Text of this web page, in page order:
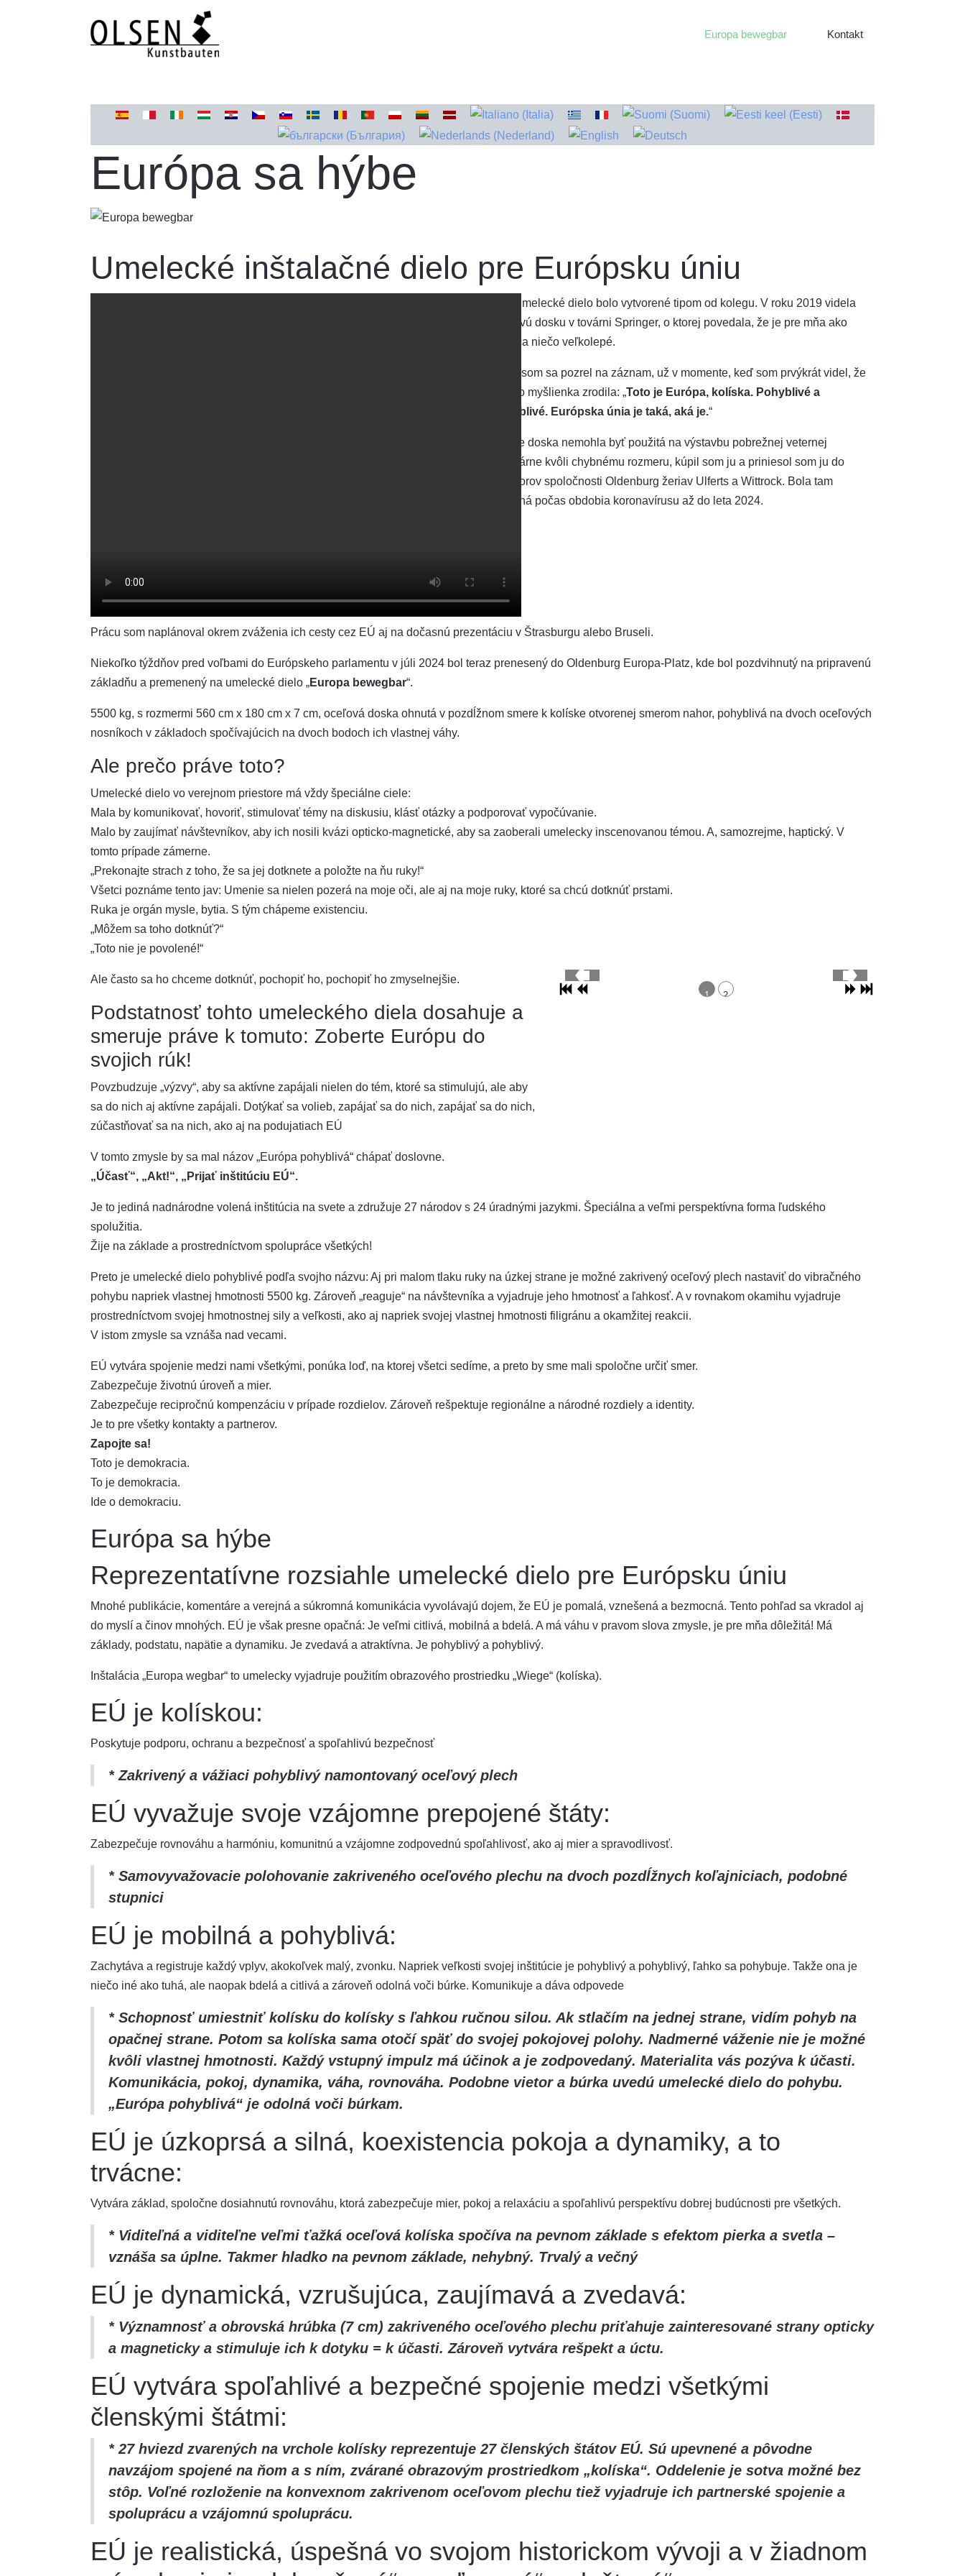
Europa bewegbar Kontakt
Vyberte váš jazyk
Európa sa hýbe
Umelecké inštalačné dielo pre Európsku úniu
Toto umelecké dielo bolo vytvorené tipom od kolegu. V roku 2019 videla
oceľovú dosku v továrni Springer, o ktorej povedala, že je pre mňa ako
umelca niečo veľkolepé.
Takto som sa pozrel na záznam, už v momente, keď som prvýkrát videl, že
sa táto myšlienka zrodila: „Toto je Európa, kolíska. Pohyblivé a
pohyblivé. Európska únia je taká, aká je.“
Keďže doska nemohla byť použitá na výstavbu pobrežnej veternej
elektrárne kvôli chybnému rozmeru, kúpil som ju a priniesol som ju do
priestorov spoločnosti Oldenburg žeriav Ulferts a Wittrock. Bola tam
uložená počas obdobia koronavírusu až do leta 2024.
Prácu som naplánoval okrem zváženia ich cesty cez EÚ aj na dočasnú prezentáciu v Štrasburgu alebo Bruseli.
Niekoľko týždňov pred voľbami do Európskeho parlamentu v júli 2024 bol teraz prenesený do Oldenburg Europa-Platz, kde bol pozdvihnutý na pripravenú
základňu a premenený na umelecké dielo „Europa bewegbar“.
5500 kg, s rozmermi 560 cm x 180 cm x 7 cm, oceľová doska ohnutá v pozdĺžnom smere k kolíske otvorenej smerom nahor, pohyblivá na dvoch oceľových
nosníkoch v základoch spočívajúcich na dvoch bodoch ich vlastnej váhy.
Ale prečo práve toto?
Umelecké dielo vo verejnom priestore má vždy špeciálne ciele:
Mala by komunikovať, hovoriť, stimulovať témy na diskusiu, klásť otázky a podporovať vypočúvanie.
Malo by zaujímať návštevníkov, aby ich nosili kvázi opticko-magnetické, aby sa zaoberali umelecky inscenovanou témou. A, samozrejme, haptický. V
tomto prípade zámerne.
„Prekonajte strach z toho, že sa jej dotknete a položte na ňu ruky!“
Všetci poznáme tento jav: Umenie sa nielen pozerá na moje oči, ale aj na moje ruky, ktoré sa chcú dotknúť prstami.
Ruka je orgán mysle, bytia. S tým chápeme existenciu.
„Môžem sa toho dotknúť?“
„Toto nie je povolené!“
Ale často sa ho chceme dotknúť, pochopiť ho, pochopiť ho zmyselnejšie.
Podstatnosť tohto umeleckého diela dosahuje a
smeruje práve k tomuto: Zoberte Európu do
svojich rúk!
Povzbudzuje „výzvy“, aby sa aktívne zapájali nielen do tém, ktoré sa stimulujú, ale aby
sa do nich aj aktívne zapájali. Dotýkať sa volieb, zapájať sa do nich, zapájať sa do nich,
zúčastňovať sa na nich, ako aj na podujatiach EÚ
1 2
V tomto zmysle by sa mal názov „Európa pohyblivá“ chápať doslovne.
„Účasť“, „Akt!“, „Prijať inštitúciu EÚ“.
Je to jediná nadnárodne volená inštitúcia na svete a združuje 27 národov s 24 úradnými jazykmi. Špeciálna a veľmi perspektívna forma ľudského
spolužitia.
Žije na základe a prostredníctvom spolupráce všetkých!
Preto je umelecké dielo pohyblivé podľa svojho názvu: Aj pri malom tlaku ruky na úzkej strane je možné zakrivený oceľový plech nastaviť do vibračného
pohybu napriek vlastnej hmotnosti 5500 kg. Zároveň „reaguje“ na návštevníka a vyjadruje jeho hmotnosť a ľahkosť. A v rovnakom okamihu vyjadruje
prostredníctvom svojej hmotnostnej sily a veľkosti, ako aj napriek svojej vlastnej hmotnosti filigránu a okamžitej reakcii.
V istom zmysle sa vznáša nad vecami.
EÚ vytvára spojenie medzi nami všetkými, ponúka loď, na ktorej všetci sedíme, a preto by sme mali spoločne určiť smer.
Zabezpečuje životnú úroveň a mier.
Zabezpečuje recipročnú kompenzáciu v prípade rozdielov. Zároveň rešpektuje regionálne a národné rozdiely a identity.
Je to pre všetky kontakty a partnerov.
Zapojte sa!
Toto je demokracia.
To je demokracia.
Ide o demokraciu.
Európa sa hýbe
Reprezentatívne rozsiahle umelecké dielo pre Európsku úniu
Mnohé publikácie, komentáre a verejná a súkromná komunikácia vyvolávajú dojem, že EÚ je pomalá, vznešená a bezmocná. Tento pohľad sa vkradol aj
do myslí a činov mnohých. EÚ je však presne opačná: Je veľmi citlivá, mobilná a bdelá. A má váhu v pravom slova zmysle, je pre mňa dôležitá! Má
základy, podstatu, napätie a dynamiku. Je zvedavá a atraktívna. Je pohyblivý a pohyblivý.
Inštalácia „Europa wegbar“ to umelecky vyjadruje použitím obrazového prostriedku „Wiege“ (kolíska).
EÚ je kolískou:
Poskytuje podporu, ochranu a bezpečnosť a spoľahlivú bezpečnosť
* Zakrivený a vážiaci pohyblivý namontovaný oceľový plech
EÚ vyvažuje svoje vzájomne prepojené štáty:
Zabezpečuje rovnováhu a harmóniu, komunitnú a vzájomne zodpovednú spoľahlivosť, ako aj mier a spravodlivosť.
* Samovyvažovacie polohovanie zakriveného oceľového plechu na dvoch pozdĺžnych koľajniciach, podobné
stupnici
EÚ je mobilná a pohyblivá:
Zachytáva a registruje každý vplyv, akokoľvek malý, zvonku. Napriek veľkosti svojej inštitúcie je pohyblivý a pohyblivý, ľahko sa pohybuje. Takže ona je
niečo iné ako tuhá, ale naopak bdelá a citlivá a zároveň odolná voči búrke. Komunikuje a dáva odpovede
* Schopnosť umiestniť kolísku do kolísky s ľahkou ručnou silou. Ak stlačím na jednej strane, vidím pohyb na
opačnej strane. Potom sa kolíska sama otočí späť do svojej pokojovej polohy. Nadmerné váženie nie je možné
kvôli vlastnej hmotnosti. Každý vstupný impulz má účinok a je zodpovedaný. Materialita vás pozýva k účasti.
Komunikácia, pokoj, dynamika, váha, rovnováha. Podobne vietor a búrka uvedú umelecké dielo do pohybu.
„Európa pohyblivá“ je odolná voči búrkam.
EÚ je úzkoprsá a silná, koexistencia pokoja a dynamiky, a to
trvácne:
Vytvára základ, spoločne dosiahnutú rovnováhu, ktorá zabezpečuje mier, pokoj a relaxáciu a spoľahlivú perspektívu dobrej budúcnosti pre všetkých.
* Viditeľná a viditeľne veľmi ťažká oceľová kolíska spočíva na pevnom základe s efektom pierka a svetla –
vznáša sa úplne. Takmer hladko na pevnom základe, nehybný. Trvalý a večný
EÚ je dynamická, vzrušujúca, zaujímavá a zvedavá:
* Významnosť a obrovská hrúbka (7 cm) zakriveného oceľového plechu priťahuje zainteresované strany opticky
a magneticky a stimuluje ich k dotyku = k účasti. Zároveň vytvára rešpekt a úctu.
EÚ vytvára spoľahlivé a bezpečné spojenie medzi všetkými
členskými štátmi:
* 27 hviezd zvarených na vrchole kolísky reprezentuje 27 členských štátov EÚ. Sú upevnené a pôvodne
navzájom spojené na ňom a s ním, zvárané obrazovým prostriedkom „kolíska“. Oddelenie je sotva možné bez
stôp. Voľné rozloženie na konvexnom zakrivenom oceľovom plechu tiež vyjadruje ich partnerské spojenie a
spoluprácu a vzájomnú spoluprácu.
EÚ je realistická, úspešná vo svojom historickom vývoji a v žiadnom